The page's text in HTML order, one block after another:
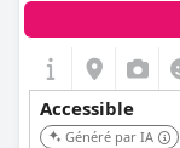
Accessible
Généré par IA